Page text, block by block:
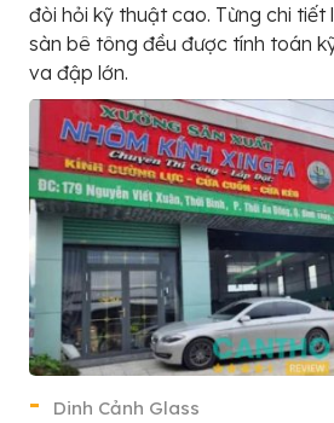
đòi hỏi kỹ thuật cao. Từng chi tiết
sàn bê tông đều được tính toán
va đập lớn.
Dinh Cảnh Glass